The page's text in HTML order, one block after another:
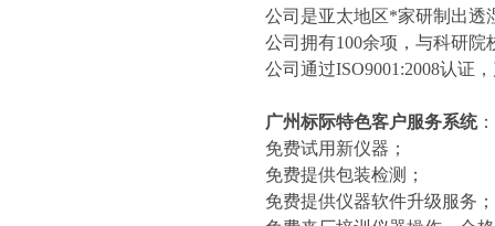
公司是亚太地区*家研制出透
公司拥有100余项，与科研
公司通过ISO9001:2008认证
广州标际特色客户服务系统：
免费试用新仪器；
免费提供包装检测；
免费提供仪器软件升级服务；